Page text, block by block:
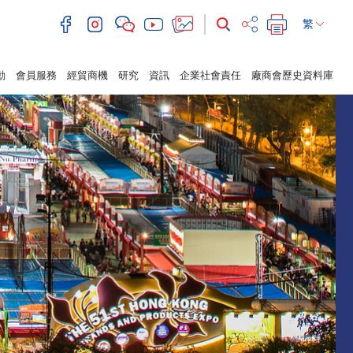
繁
會員服務 經貿商機 研究 資訊 企業社會責任 廠商會歷史資料庫